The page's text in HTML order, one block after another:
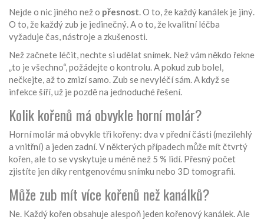
Nejde o nic jiného než o přesnost. O to, že každý kanálek je jiný.
O to, že každý zub je jedinečný. A o to, že kvalitní léčba
vyžaduje čas, nástroje a zkušenosti.
Než začnete léčit, nechte si udělat snímek. Než vám někdo řekne
„to je všechno“, požádejte o kontrolu. A pokud zub bolel,
nečkejte, až to zmizí samo. Zub se nevyléčí sám. A když se
infekce šíří, už je pozdě na jednoduché řešení.
Kolik kořenů má obvykle horní molár?
Horní molár má obvykle tři kořeny: dva v přední části (mezilehlý
a vnitřní) a jeden zadní. V některých případech může mít čtvrtý
kořen, ale to se vyskytuje u méně než 5 % lidí. Přesný počet
zjistíte jen díky rentgenovému snímku nebo 3D tomografii.
Může zub mít více kořenů než kanálků?
Ne. Každý kořen obsahuje alespoň jeden kořenový kanálek. Ale